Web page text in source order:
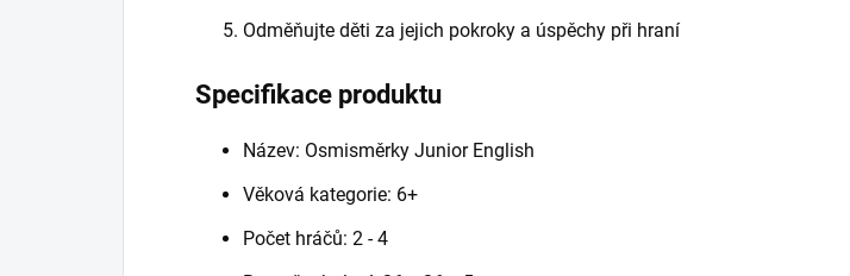
Odměňujte děti za jejich pokroky a úspěchy při hraní
Specifikace produktu
Název: Osmisměrky Junior English
Věková kategorie: 6+
Počet hráčů: 2 - 4